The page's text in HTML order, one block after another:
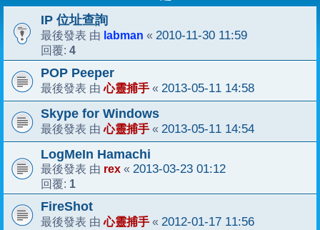
IP 位址查詢
最後發表 由 labman « 2010-11-30 11:59
回覆: 4
POP Peeper
最後發表 由心靈捕手 « 2013-05-11 14:58
Skype for Windows
最後發表 由心靈捕手 « 2013-05-11 14:54
LogMeIn Hamachi
最後發表 由 rex « 2013-03-23 01:12
回覆: 1
FireShot
最後發表 由心靈捕手 « 2012-01-17 11:56